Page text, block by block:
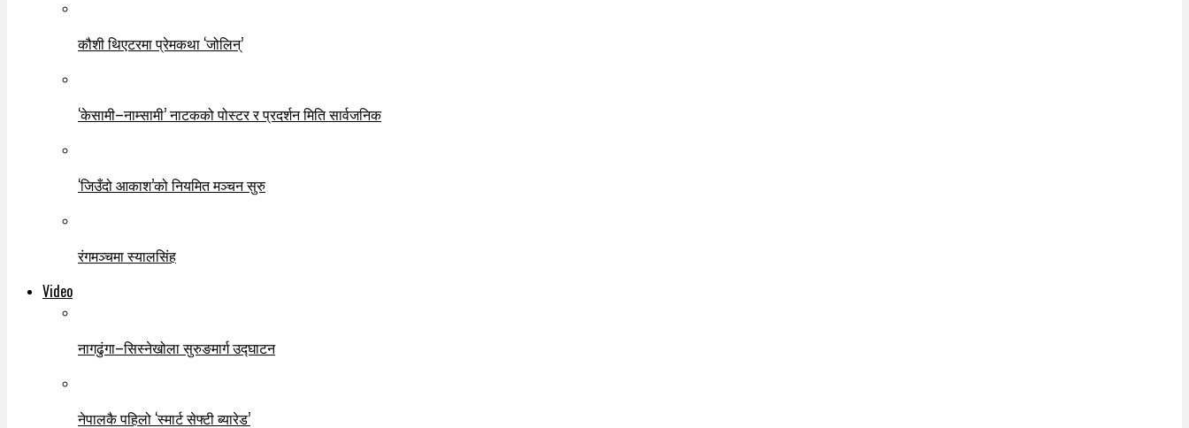
कौशी थिएटरमा प्रेमकथा ‘जोलिन्’
‘केसामी–नाम्सामी’ नाटकको पोस्टर र प्रदर्शन मिति सार्वजनिक
‘जिउँदो आकाश’को नियमित मञ्चन सुरु
रंगमञ्चमा स्यालसिंह
Video
नागढुंगा–सिस्नेखोला सुरुङमार्ग उद्घाटन
नेपालकै पहिलो ‘स्मार्ट सेफ्टी ब्यारेड’